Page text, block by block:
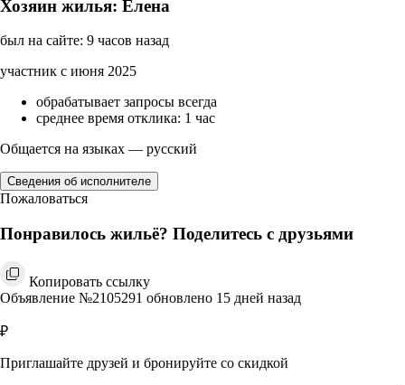
Хозяин жилья: Елена
был на сайте: 9 часов назад
участник с июня 2025
обрабатывает запросы всегда
среднее время отклика: 1 час
Общается на языках — русский
Сведения об исполнителе
Пожаловаться
Понравилось жильё? Поделитесь с друзьями
Копировать ссылку
Объявление №2105291 обновлено 15 дней назад
₽
Приглашайте друзей и бронируйте со скидкой